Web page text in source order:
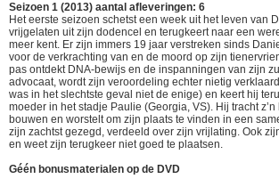
Seizoen 1 (2013) aantal afleveringen: 6
Het eerste seizoen schetst een week uit het leven van
vrijgelaten uit zijn dodencel en terugkeert naar een
meer kent. Er zijn immers 19 jaar verstreken sinds
voor de verkrachting van en de moord op zijn
pas ontdekt DNA-bewijs en de inspanningen van zijn
advocaat, wordt zijn veroordeling echter nietig
was in het slechtste geval niet de enige) en keert hij
moeder in het stadje Paulie (Georgia, VS). Hij tracht
bouwen en worstelt om zijn plaats te vinden in een
zijn zachtst gezegd, verdeeld over zijn vrijlating. Ook
en weet zijn terugkeer niet goed te plaatsen.
Géén bonusmaterialen op de DVD